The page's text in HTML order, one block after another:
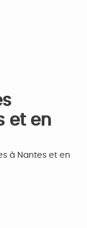
et en
à Nantes et en